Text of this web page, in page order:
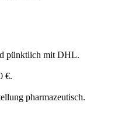
pünktlich mit DHL.
€.
pharmazeutisch.